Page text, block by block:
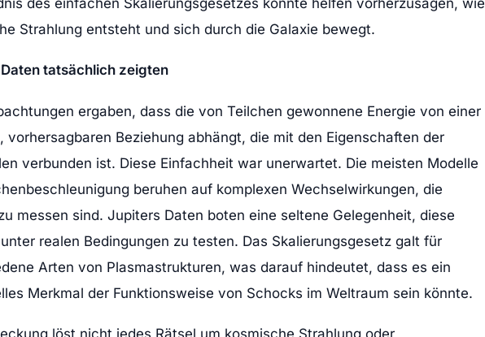
Strahlung entsteht und sich durch die Galaxie bewegt.
tatsächlich zeigten
ergaben, dass die von Teilchen gewonnene Energie von einer
vorhersagbaren Beziehung abhängt, die mit den Eigenschaften der
verbunden ist. Diese Einfachheit war unerwartet. Die meisten Modelle
beruhen auf komplexen Wechselwirkungen, die
messen sind. Jupiters Daten boten eine seltene Gelegenheit, diese
realen Bedingungen zu testen. Das Skalierungsgesetz galt für
Arten von Plasmastrukturen, was darauf hindeutet, dass es ein
Merkmal der Funktionsweise von Schocks im Weltraum sein könnte.